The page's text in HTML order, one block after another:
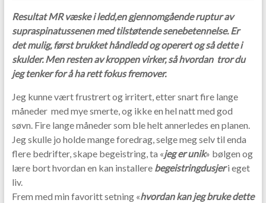
e
b
o
o
k
itt
er
Resultat MR væske i ledd,en gjennomgående ruptur av
supraspinatussenen med tilstøtende senebetennelse. Er
det mulig, først brukket håndledd og operert og så dette i
skulder. Men resten av kroppen virker, så hvordan tror du
jeg tenker for å ha rett fokus fremover.
Jeg kunne vært frustrert og irritert, etter snart fire lange
måneder med mye smerte, og ikke en hel natt med god
søvn. Fire lange måneder som ble helt annerledes en planen.
Jeg skulle jo holde mange foredrag, selge meg selv til enda
flere bedrifter, skape begeistring, ta «jeg er unik» bølgen og
lære bort hvordan en kan installere begeistringdusjeri eget
liv.
Frem med min favoritt setning «hvordan kan jeg bruke dette